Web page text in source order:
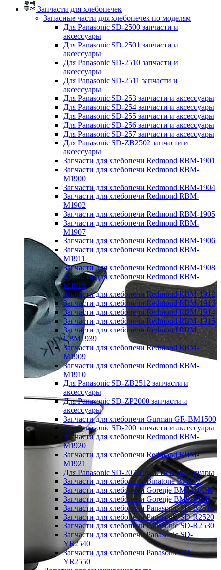
Запчасти для хлебопечек
Запасные части для хлебопечек по моделям
Для Panasonic SD-2500 запчасти и
аксессуары
Для Panasonic SD-2501 запчасти и
аксессуары
Для Panasonic SD-2510 запчасти и
аксессуары
Для Panasonic SD-2511 запчасти и
аксессуары
Для Panasonic SD-253 запчасти и аксессуары
Для Panasonic SD-254 запчасти и аксессуары
Для Panasonic SD-255 запчасти и аксессуары
Для Panasonic SD-256 запчасти и аксессуары
Для Panasonic SD-257 запчасти и аксессуары
Для Panasonic SD-ZB2502 запчасти и
аксессуары
Запчасти для хлебопечи Redmond RBM-1901
Запчасти для хлебопечи Redmond RBM-
M1900
Запчасти для хлебопечи Redmond RBM-1904
Запчасти для хлебопечи Redmond RBM-
M1902
Запчасти для хлебопечи Redmond RBM-1905
Запчасти для хлебопечи Redmond RBM-
M1907
Запчасти для хлебопечи Redmond RBM-1906
Запчасти для хлебопечи Redmond RBM-
M1911
Запчасти для хлебопечи Redmond RBM-1908
Запчасти для хлебопечи Redmond RBM-
M1919
Запчасти для хлебопечи Redmond RBM-1912
Запчасти для хлебопечи Redmond RBM-1913
Запчасти для хлебопечи Redmond RBM-1914
Запчасти для хлебопечи Redmond RBM-1915
Запчасти для хлебопечи Redmond RBM-
CBM1939
Запчасти для хлебопечи Redmond RBM-
M1909
Запчасти для хлебопечи Redmond RBM-
M1910
Для Panasonic SD-ZB2512 запчасти и
аксессуары
Для Panasonic SD-ZP2000 запчасти и
аксессуары
Запчасти для хлебопечи Gurman GR-BM1500
Для Panasonic SD-200 запчасти и аксессуары
Запчасти для хлебопечи Redmond RBM-
M1920
Запчасти для хлебопечи Redmond RBM-
M1921
Для Panasonic SD-207 запчасти и аксессуары
Запчасти для хлебопечи Binatone BM202
Запчасти для хлебопечи Gorenje BM1210BK
Запчасти для хлебопечи Gorenje BM910WII
Запчасти для хлебопечи Panasonic SD-B2510
Запчасти для хлебопечи Panasonic SD-R2520
Запчасти для хлебопечи Panasonic SD-R2530
Запчасти для хлебопечи Panasonic SD-
YR2540
Запчасти для хлебопечи Panasonic SD-
YR2550